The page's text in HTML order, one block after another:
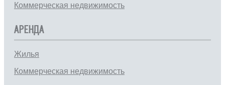
Коммерческая недвижимость
АРЕНДА
Жилья
Коммерческая недвижимость